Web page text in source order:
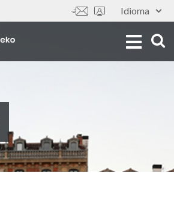
Idioma
Tools